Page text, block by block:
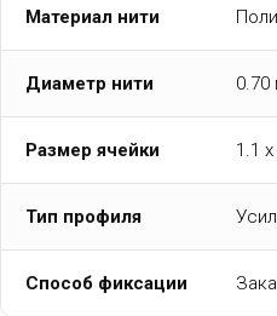
Материал нити
Диаметр нити
Размер ячейки 1.1
Тип профиля
Способ фиксации